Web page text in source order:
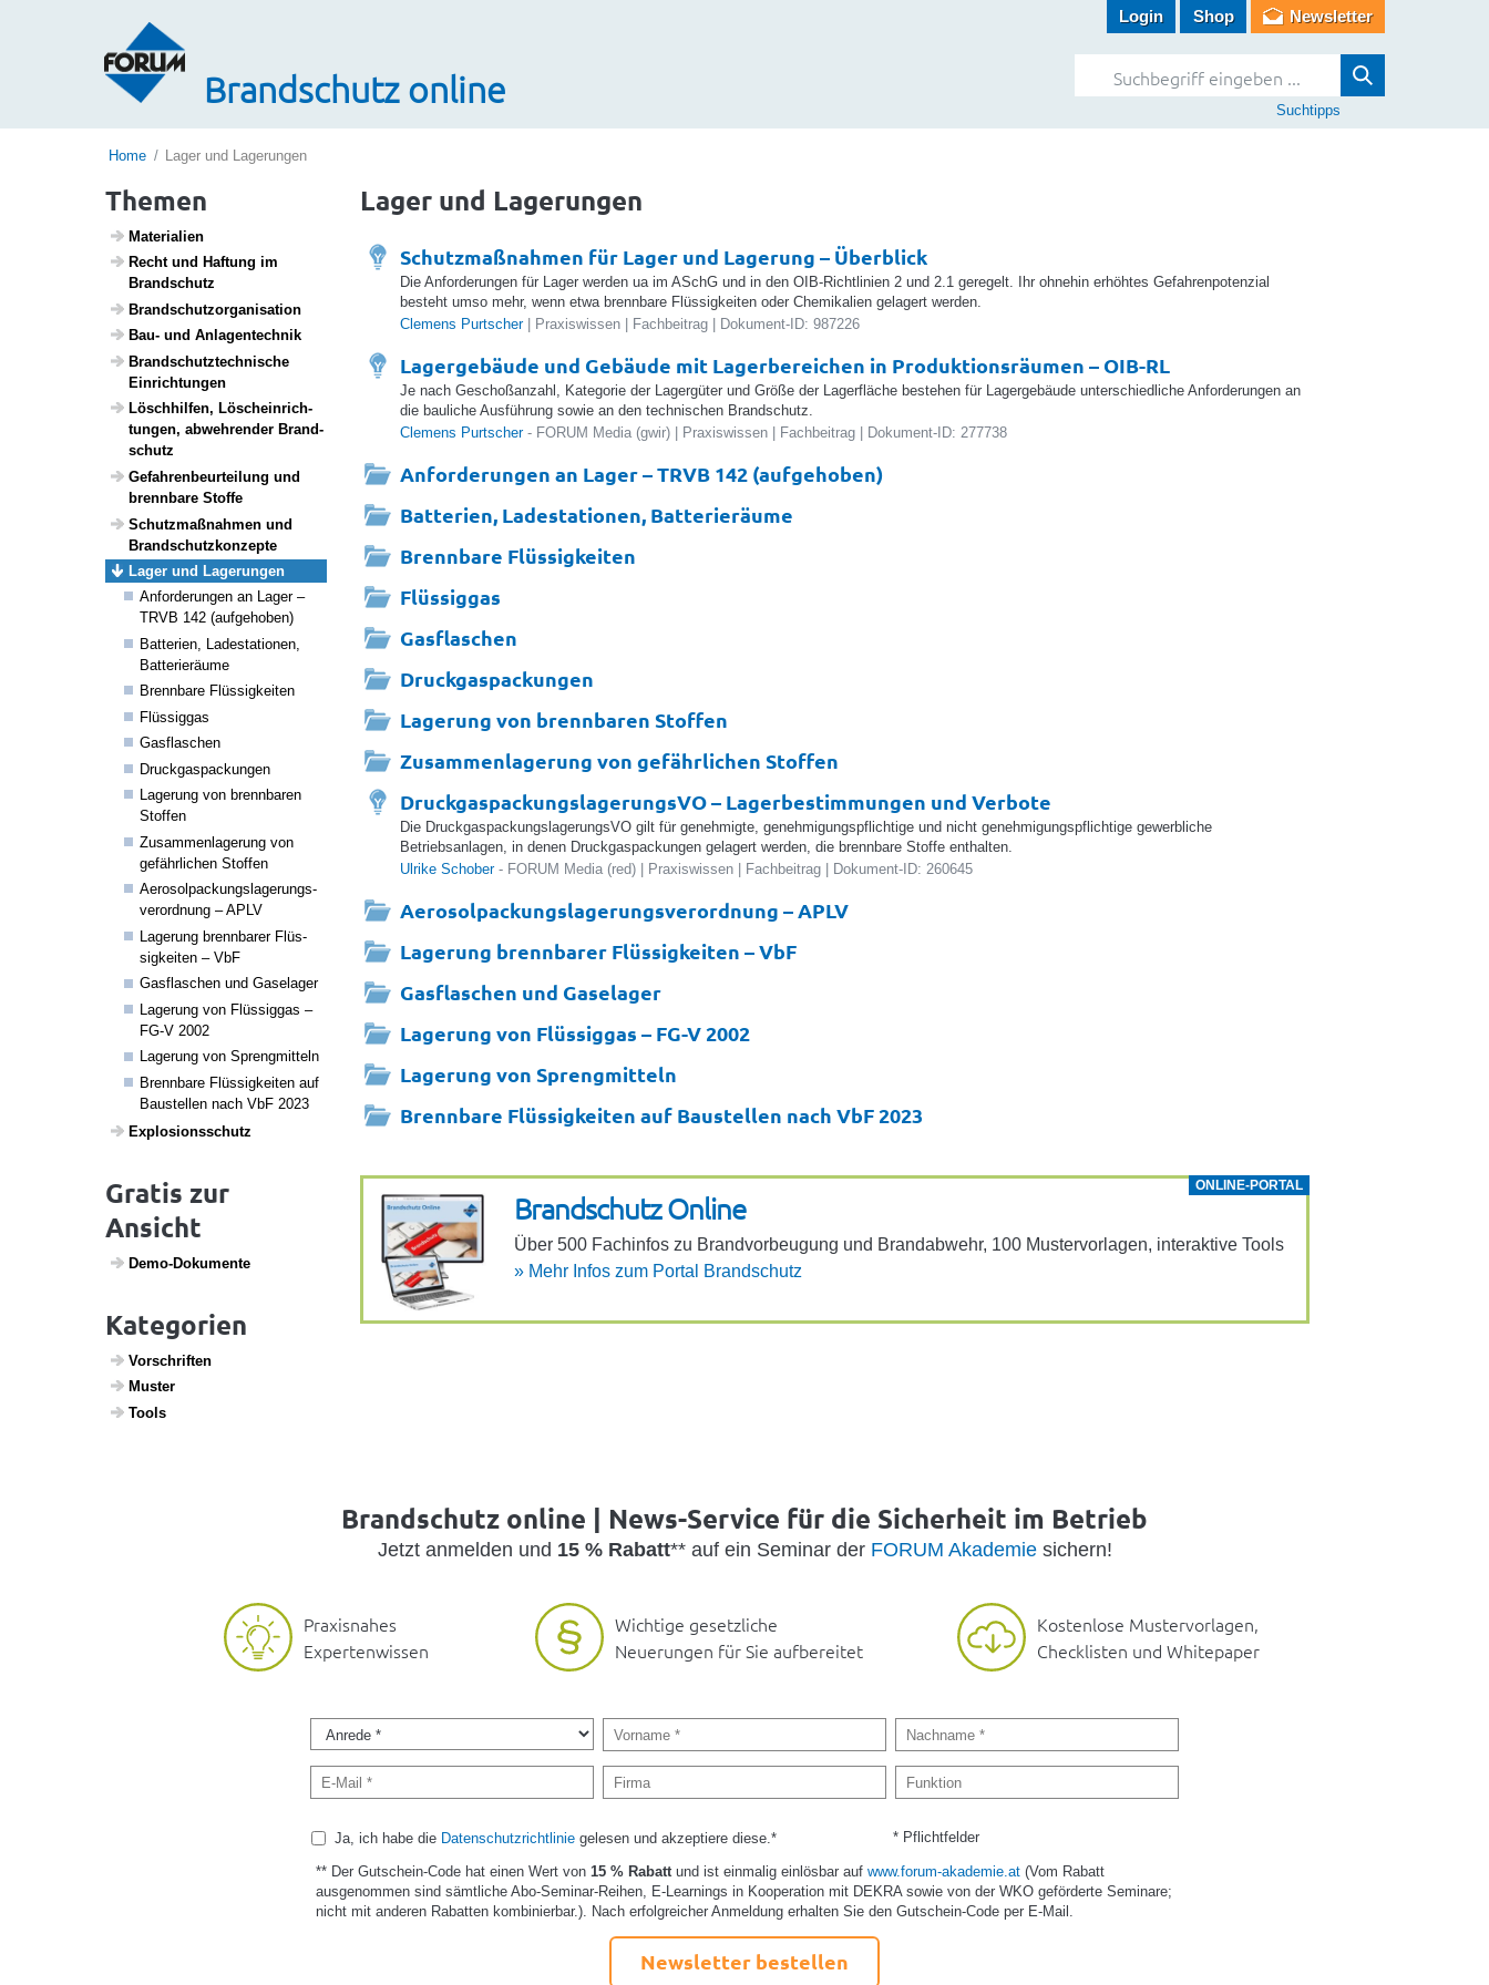
Brandschutz online
Login Shop Newsletter
Suchtipps
Home Lager und Lagerungen
Themen
Mate­ri­a­lien
Recht und Haftung im
Brand­schutz
Brand­schutz­or­ga­ni­sa­tion
Bau- und Anlagen­technik
Brand­schutz­tech­ni­sche
Einrich­tungen
Lösch­hilfen, Lösch­ein­rich­
tungen, abweh­render Brand­
schutz
Gefah­ren­be­ur­tei­lung und
brenn­bare Stoffe
Schutz­maß­nahmen und
Brand­schutz­kon­zepte
Lager und Lage­rungen
Anfor­de­rungen an Lager –
TRVB 142 (aufge­hoben)
Batte­rien, Lade­sta­ti­onen,
Batte­rieräume
Brenn­bare Flüs­sig­keiten
Flüs­siggas
Gasfla­schen
Druck­gas­pa­ckungen
Lage­rung von brenn­baren
Stoffen
Zusam­men­la­ge­rung von
gefähr­li­chen Stoffen
Aero­sol­pa­ckungs­la­ge­rungs­
ver­ord­nung – APLV
Lage­rung brenn­barer Flüs­
sig­keiten – VbF
Gasfla­schen und Gase­lager
Lage­rung von Flüs­siggas –
FG-V 2002
Lage­rung von Spreng­mit­teln
Brenn­bare Flüs­sig­keiten auf
Baustellen nach VbF 2023
Explo­si­ons­schutz
Gratis zur
Ansicht
Demo-Doku­mente
Kategorien
Vorschriften
Muster
Tools
Lager und Lagerungen
Schutzmaßnahmen für Lager und Lagerung – Überblick
Die Anforderungen für Lager werden ua im ASchG und in den OIB-Richtlinien 2 und 2.1 geregelt. Ihr ohnehin erhöhtes Gefahrenpotenzial
besteht umso mehr, wenn etwa brennbare Flüssigkeiten oder Chemikalien gelagert werden.
Clemens Purtscher| Praxiswissen | Fachbeitrag | Dokument-ID: 987226
Lagergebäude und Gebäude mit Lagerbereichen in Produktionsräumen – OIB-RL
Je nach Geschoßanzahl, Kategorie der Lagergüter und Größe der Lagerfläche bestehen für Lagergebäude unterschiedliche Anforderungen an
die bauliche Ausführung sowie an den technischen Brandschutz.
Clemens Purtscher- FORUM Media (gwir) | Praxiswissen | Fachbeitrag | Dokument-ID: 277738
Anforderungen an Lager – TRVB 142 (aufgehoben)
Batterien, Ladestationen, Batterieräume
Brennbare Flüssigkeiten
Flüssiggas
Gasflaschen
Druckgaspackungen
Lagerung von brennbaren Stoffen
Zusammenlagerung von gefährlichen Stoffen
DruckgaspackungslagerungsVO – Lagerbestimmungen und Verbote
Die DruckgaspackungslagerungsVO gilt für genehmigte, genehmigungspflichtige und nicht genehmigungspflichtige gewerbliche
Betriebsanlagen, in denen Druckgaspackungen gelagert werden, die brennbare Stoffe enthalten.
Ulrike Schober- FORUM Media (red) | Praxiswissen | Fachbeitrag | Dokument-ID: 260645
Aerosolpackungslagerungsverordnung – APLV
Lagerung brennbarer Flüssigkeiten – VbF
Gasflaschen und Gaselager
Lagerung von Flüssiggas – FG-V 2002
Lagerung von Sprengmitteln
Brennbare Flüssigkeiten auf Baustellen nach VbF 2023
ONLINE-PORTAL
Brand­schutz Online
Über 500 Fach­infos zu Brand­vor­beu­gung und Brand­ab­wehr, 100 Muster­vor­lagen, inter­ak­tive Tools
» Mehr Infos zum Portal Brand­schutz
Brandschutz online | News-Service für die Sicherheit im Betrieb
Jetzt anmelden und 15 % Rabatt** auf ein Seminar der FORUM Akademiesichern!
Praxisnahes
Expertenwissen
Wichtige gesetzliche
Neuerungen für Sie aufbereitet
Kostenlose Mustervorlagen,
Checklisten und Whitepaper
Ja, ich habe die Datenschutzrichtliniegelesen und akzeptiere diese.* * Pflichtfelder
** Der Gutschein-Code hat einen Wert von 15 % Rabattund ist einmalig einlösbar aufwww.forum-akademie.at (Vom Rabatt
ausgenommen sind sämtliche Abo-Seminar-Reihen, E-Learnings in Kooperation mit DEKRA sowie von der WKO geförderte Seminare;
nicht mit anderen Rabatten kombinierbar.). Nach erfolgreicher Anmeldung erhalten Sie den Gutschein-Code per E-Mail.
Newsletter bestellen